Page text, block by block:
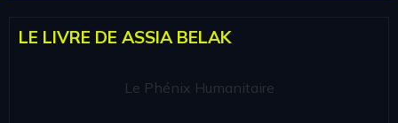
LE LIVRE DE ASSIA BELAK
Le Phénix Humanitaire